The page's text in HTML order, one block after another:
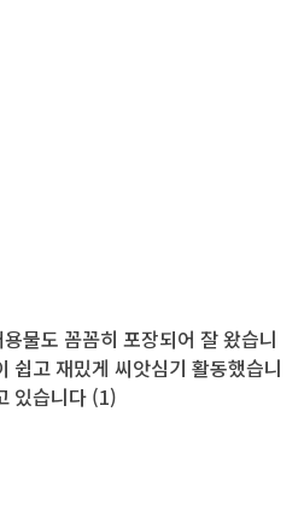
물도 꼼꼼히 포장되어 잘 왔습니
쉽고 재밌게 씨앗심기 활동했습니
있습니다 (1)